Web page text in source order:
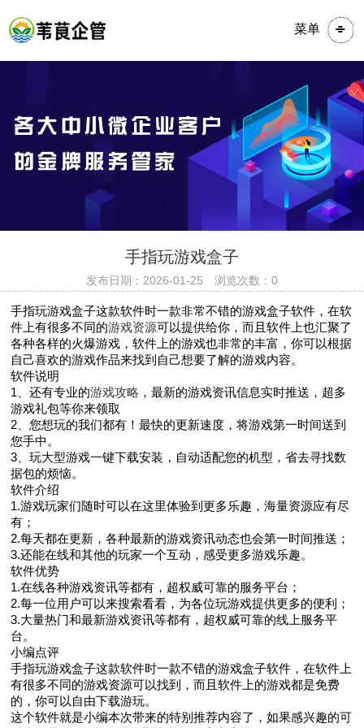
菜单
​​​手指玩游戏盒子
发布日期：2026-01-25 浏览次数：0
手指玩游戏盒子这款软件时一款非常不错的游戏盒子软件，在软
件上有很多不同的游戏资源可以提供给你，而且软件上也汇聚了
各种各样的火爆游戏，软件上的游戏也非常的丰富，你可以根据
自己喜欢的游戏作品来找到自己想要了解的游戏内容。
软件说明
1、还有专业的游戏攻略 ，最新的游戏资讯信息实时推送，超多
游戏礼包等你来领取
2、您想玩的我们都有！最快的更新速度，将游戏第一时间送到
您手中。
3、玩大型游戏一键下载安装，自动适配您的机型，省去寻找数
据包的烦恼。
软件介绍
1.游戏玩家们随时可以在这里体验到更多乐趣，海量资源应有尽
有；
2.每天都在更新，各种最新的游戏资讯动态也会第一时间推送；
3.还能在线和其他的玩家一个互动，感受更多游戏乐趣。
软件优势
1.在线各种游戏资讯等都有，超权威可靠的服务平台；
2.每一位用户可以来搜索看看，为各位玩游戏提供更多的便利；
3.大量热门和最新游戏资讯等都有，超权威可靠的线上服务平
台。
小编点评
手指玩游戏盒子这款软件时一款不错的游戏盒子软件，在软件上
有很多不同的游戏资源可以找到，而且软件上的游戏都是免费
的，你可以自由下载游玩。
这个软件就是小编本次带来的特别推荐内容了，如果感兴趣的可